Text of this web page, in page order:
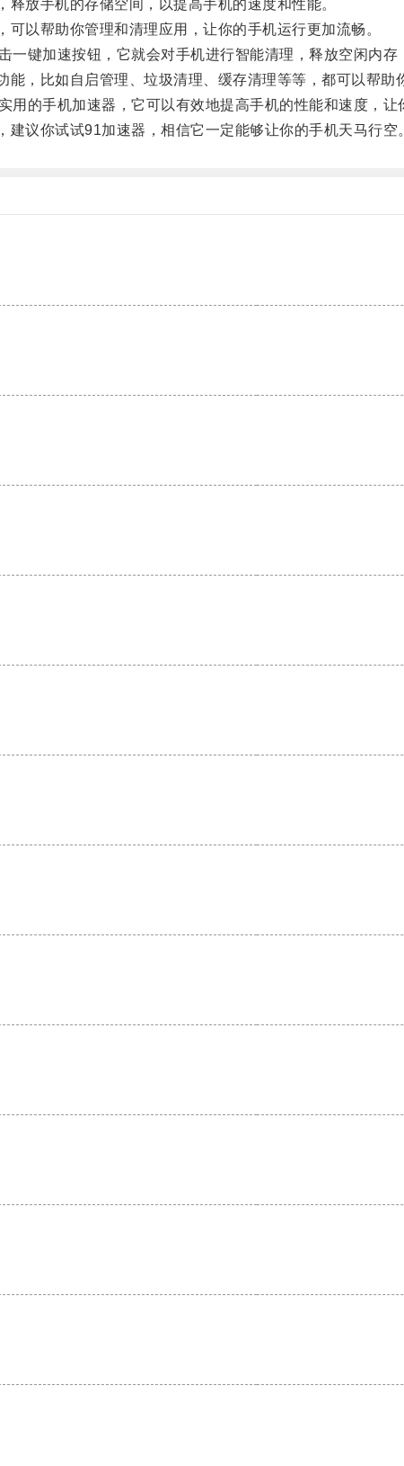
放手机的存储空间，以提高手机的速度和性能。
以帮助你管理和清理应用，让你的手机运行更加流畅。
键加速按钮，它就会对手机进行智能清理，释放空闲内存
，比如自启管理、垃圾清理、缓存清理等等，都可以帮助
的手机加速器，它可以有效地提高手机的性能和速度，让
议你试试91加速器，相信它一定能够让你的手机天马行空